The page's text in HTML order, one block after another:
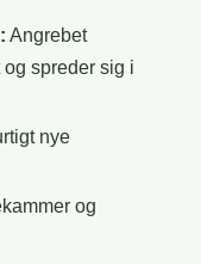
Angrebet
spreder sig i
nye
og